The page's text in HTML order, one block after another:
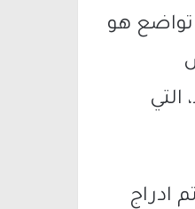
تواضع هو
التي
ادراج